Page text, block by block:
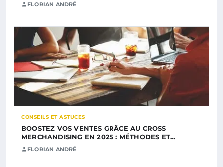
FLORIAN ANDRÉ
CONSEILS ET ASTUCES
BOOSTEZ VOS VENTES GRÂCE AU CROSS
MERCHANDISING EN 2025 : MÉTHODES ET…
FLORIAN ANDRÉ